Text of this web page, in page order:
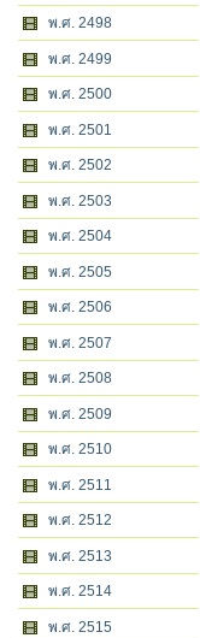
พ.ศ. 2498
พ.ศ. 2499
พ.ศ. 2500
พ.ศ. 2501
พ.ศ. 2502
พ.ศ. 2503
พ.ศ. 2504
พ.ศ. 2505
พ.ศ. 2506
พ.ศ. 2507
พ.ศ. 2508
พ.ศ. 2509
พ.ศ. 2510
พ.ศ. 2511
พ.ศ. 2512
พ.ศ. 2513
พ.ศ. 2514
พ.ศ. 2515